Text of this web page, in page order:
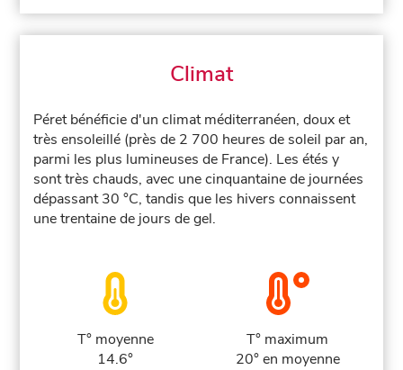
Climat
Péret bénéficie d'un climat méditerranéen, doux et
très ensoleillé (près de 2 700 heures de soleil par an,
parmi les plus lumineuses de France). Les étés y
sont très chauds, avec une cinquantaine de journées
dépassant 30 °C, tandis que les hivers connaissent
une trentaine de jours de gel.
T° moyenne
14.6°
T° maximum
20° en moyenne